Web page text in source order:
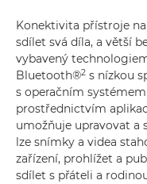
Konektivita přístroje
sdílet svá díla, a větší
vybavený
Bluetooth®2 s nízkou
s operačním
prostřednictvím
umožňuje upravovat a
lze snímky a videa
zařízení, prohlížet a
sdílet s přáteli a